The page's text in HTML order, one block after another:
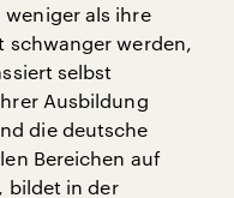
als ihre
schwanger werden,
selbst
Ausbildung
die deutsche
Bereichen auf
bildet in der